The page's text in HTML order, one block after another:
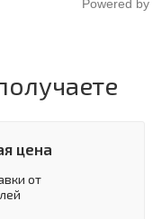
Powered by
цена
от